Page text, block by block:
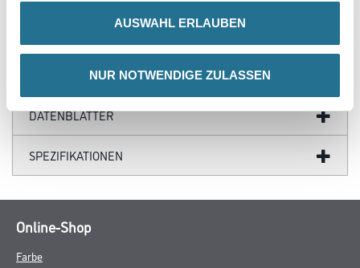
AUSWAHL ERLAUBEN
NUR NOTWENDIGE ZULASSEN
GEFAHRENHINWEISE
DATENBLÄTTER
SPEZIFIKATIONEN
Online-Shop
Farbe